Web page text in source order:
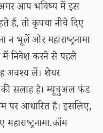
आप भविष्य में इस
हैं, तो कृपया नीचे दिए
न भूलें और महाराष्ट्रनामा
में निवेश करने से पहले
अवश्य लें। शेयर
की सलाह है। म्यूचुअल फंड
पर आधारित है। इसलिए,